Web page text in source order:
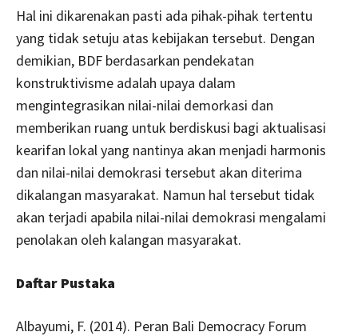
Hal ini dikarenakan pasti ada pihak-pihak tertentu
yang tidak setuju atas kebijakan tersebut. Dengan
demikian, BDF berdasarkan pendekatan
konstruktivisme adalah upaya dalam
mengintegrasikan nilai-nilai demorkasi dan
memberikan ruang untuk berdiskusi bagi aktualisasi
kearifan lokal yang nantinya akan menjadi harmonis
dan nilai-nilai demokrasi tersebut akan diterima
dikalangan masyarakat. Namun hal tersebut tidak
akan terjadi apabila nilai-nilai demokrasi mengalami
penolakan oleh kalangan masyarakat.
Daftar Pustaka
Albayumi, F. (2014). Peran Bali Democracy Forum